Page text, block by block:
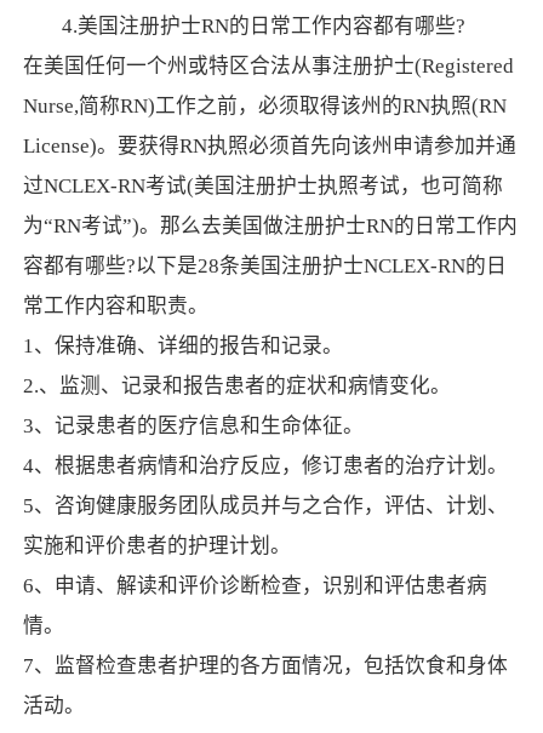
4.美国注册护士RN的日常工作内容都有哪些?
在美国任何一个州或特区合法从事注册护士(Registered
Nurse,简称RN)工作之前，必须取得该州的RN执照(RN
License)。要获得RN执照必须首先向该州申请参加并通
过NCLEX-RN考试(美国注册护士执照考试，也可简称
为“RN考试”)。那么去美国做注册护士RN的日常工作内
容都有哪些?以下是28条美国注册护士NCLEX-RN的日
常工作内容和职责。
1、保持准确、详细的报告和记录。
2.、监测、记录和报告患者的症状和病情变化。
3、记录患者的医疗信息和生命体征。
4、根据患者病情和治疗反应，修订患者的治疗计划。
5、咨询健康服务团队成员并与之合作，评估、计划、
实施和评价患者的护理计划。
6、申请、解读和评价诊断检查，识别和评估患者病
情。
7、监督检查患者护理的各方面情况，包括饮食和身体
活动。